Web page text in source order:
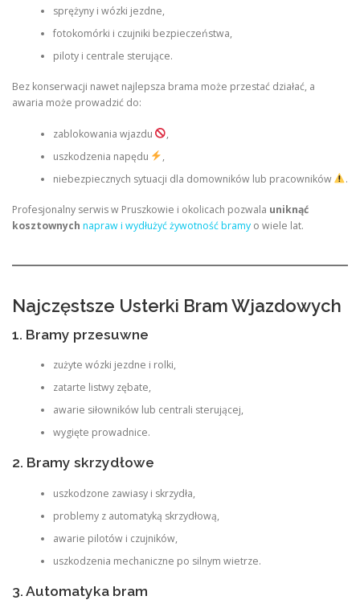
sprężyny i wózki jezdne,
fotokomórki i czujniki bezpieczeństwa,
piloty i centrale sterujące.
Bez konserwacji nawet najlepsza brama może przestać działać, a
awaria może prowadzić do:
zablokowania wjazdu
,
uszkodzenia napędu
,
niebezpiecznych sytuacji dla domowników lub pracowników
.
Profesjonalny serwis w Pruszkowie i okolicach pozwala uniknąć
kosztownych napraw i wydłużyć żywotność bramy o wiele lat.
Najczęstsze Usterki Bram Wjazdowych
1. Bramy przesuwne
zużyte wózki jezdne i rolki,
zatarte listwy zębate,
awarie siłowników lub centrali sterującej,
wygięte prowadnice.
2. Bramy skrzydłowe
uszkodzone zawiasy i skrzydła,
problemy z automatyką skrzydłową,
awarie pilotów i czujników,
uszkodzenia mechaniczne po silnym wietrze.
3. Automatyka bram